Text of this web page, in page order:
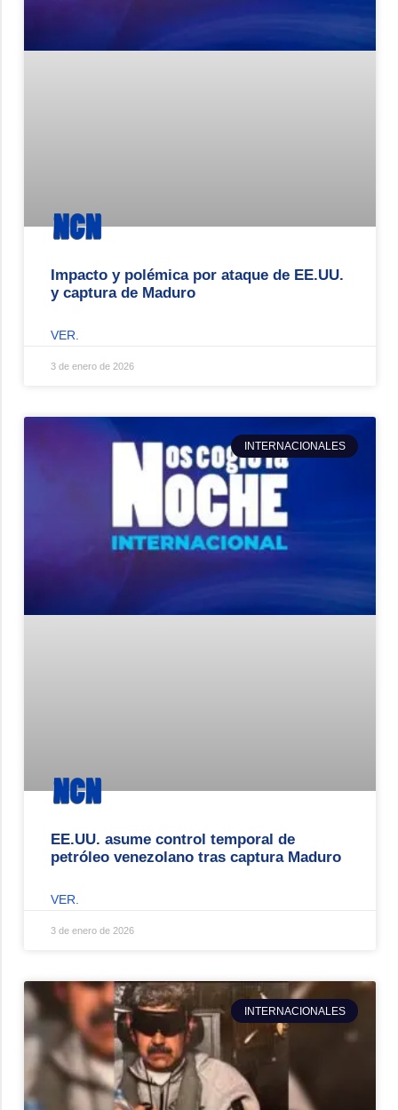
Impacto y polémica por ataque de EE.UU.
y captura de Maduro
VER.
3 de enero de 2026
INTERNACIONALES
EE.UU. asume control temporal de
petróleo venezolano tras captura Maduro
VER.
3 de enero de 2026
INTERNACIONALES